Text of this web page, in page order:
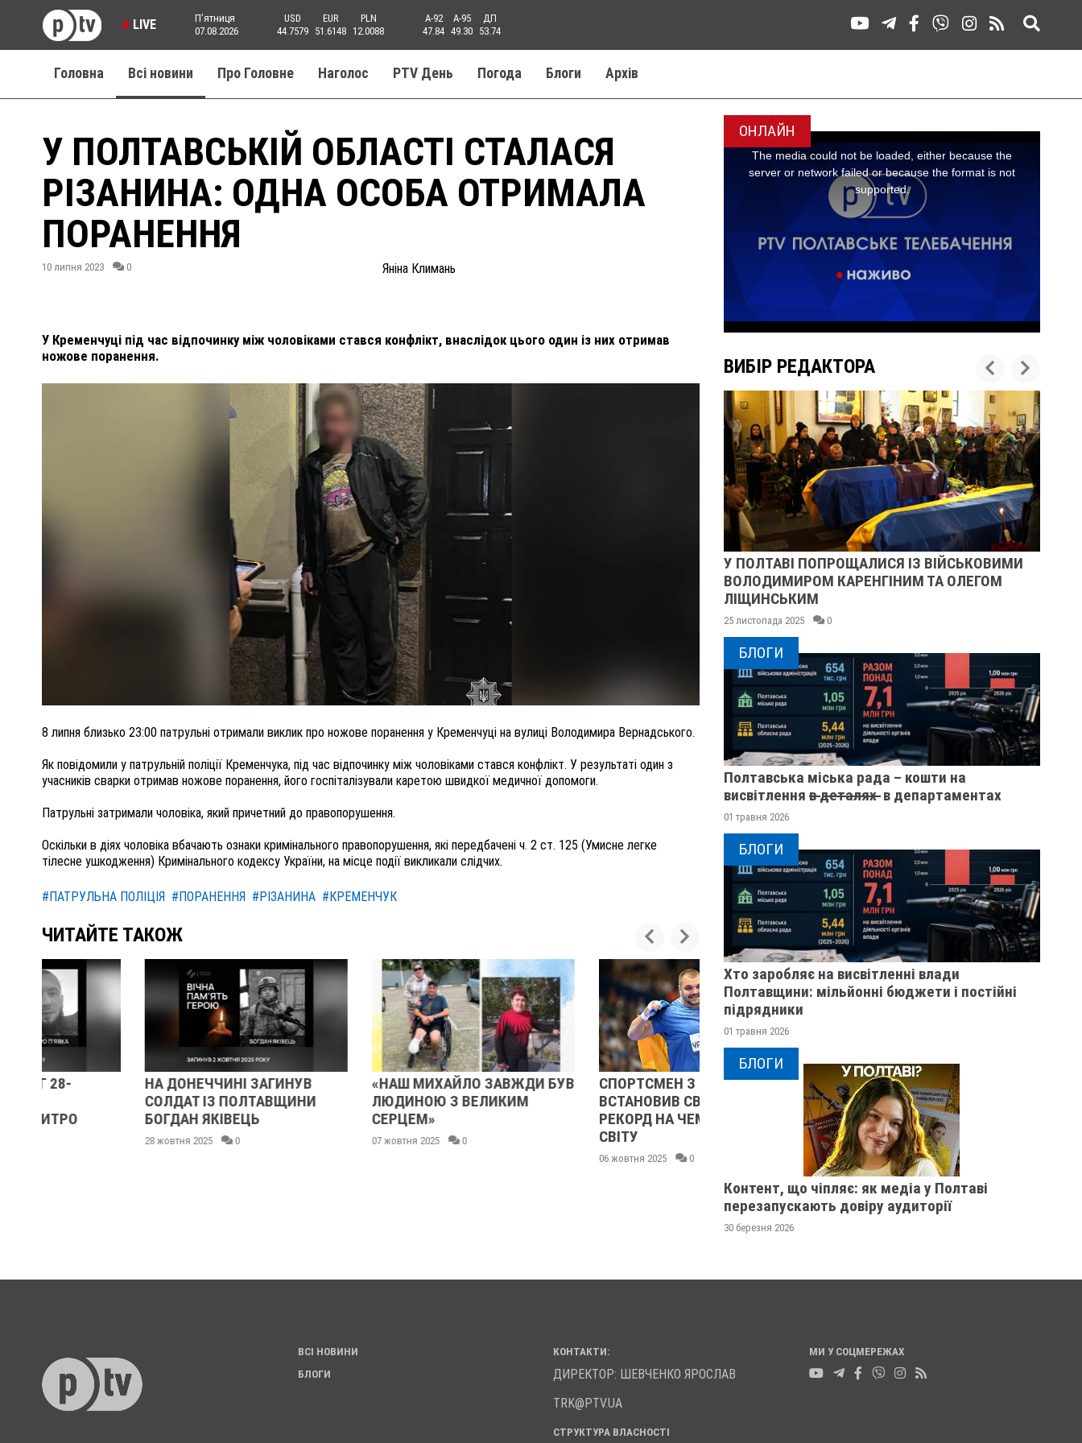
LIVE
Пʼятниця
07.08.2026
USD
44.7579
EUR
51.6148
PLN
12.0088
A-92
47.84
A-95
49.30
ДП
53.74
Головна Всі новини Про Головне Наголос PTV День Погода Блоги Aрхів
У ПОЛТАВСЬКІЙ ОБЛАСТІ СТАЛАСЯ
РІЗАНИНА: ОДНА ОСОБА ОТРИМАЛА
ПОРАНЕННЯ
10 липня 2023 0 Яніна Климань
У Кременчуці під час відпочинку між чоловіками стався конфлікт, внаслідок цього один із них отримав
ножове поранення.
8 липня близько 23:00 патрульні отримали виклик про ножове поранення у Кременчуці на вулиці Володимира Вернадського.
Як повідомили у патрульній поліції Кременчука, під час відпочинку між чоловіками стався конфлікт. У результаті один з
учасників сварки отримав ножове поранення, його госпіталізували каретою швидкої медичної допомоги.
Патрульні затримали чоловіка, який причетний до правопорушення.
Оскільки в діях чоловіка вбачають ознаки кримінального правопорушення, які передбачені ч. 2 ст. 125 (Умисне легке
тілесне ушкодження) Кримінального кодексу України, на місце події викликали слідчих.
#ПАТРУЛЬНА ПОЛІЦІЯ #ПОРАНЕННЯ #РІЗАНИНА #КРЕМЕНЧУК
ЧИТАЙТЕ ТАКОЖ
НА ДОНЕЧЧИНІ ЗАГИНУВ
СОЛДАТ ІЗ ПОЛТАВЩИНИ
БОГДАН ЯКІВЕЦЬ
«НАШ МИХАЙЛО ЗАВЖДИ БУВ
ЛЮДИНОЮ З ВЕЛИКИМ
СПОРТСМЕН З ПОЛТАВЩИНИ
ВСТАНОВИВ СВІТОВИЙ
РЕКОРД НА ЧЕМПІОНАТІ
НА ДОНЕЧЧИНІ ЗАГИНУВ ВОЇН
ІЗ ПОЛТАВЩИНИ ОЛЕКСІЙ
0
НА СУМЩИНІ
РІЧНИЙ
СИНЯК
29 вересня 2025
ОНЛАЙН
ВИБІР РЕДАКТОРА
ПОЛІЦІЯ ПОЛТАВЩИНИ РОЗШУКУЄ 62-РІЧНУ
ВНАСЛІДОК ПОРАНЕНЬ, ОТРИМАНИХ НА ВІЙНІ,
ПОМЕР ВОЇН ЮРІЙ ВОЙТИК
25 листопада 2025 0
У ПОЛТАВІ ПОПРОЩАЛИСЯ ІЗ ВІЙСЬКОВИМИ
ВОЛОДИМИРОМ КАРЕНГІНИМ ТА ОЛЕГОМ
ЛІЩИНСЬКИМ
25 листопада 2025 0
БЛОГИ
Полтавська міська рада – кошти на
висвітлення в̶ ̶д̶е̶т̶а̶л̶я̶х̶ ̶ в департаментах
01 травня 2026
БЛОГИ
Хто заробляє на висвітленні влади
Полтавщини: мільйонні бюджети і постійні
підрядники
01 травня 2026
БЛОГИ
Контент, що чіпляє: як медіа у Полтаві
перезапускають довіру аудиторії
30 березня 2026
ВСІ НОВИНИ
БЛОГИ
КОНТАКТИ:
ДИРЕКТОР: ШЕВЧЕНКО ЯРОСЛАВ
TRK@PTV.UA
СТРУКТУРА ВЛАСНОСТІ
МИ У СОЦМЕРЕЖАХ